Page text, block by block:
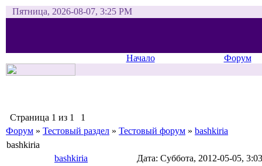
Пятница, 2026-08-07, 3:25 PM
Начало Форум
Страница 1 из 1
1
Форум » Тестовый раздел » Тестовый форум » bashkiria
bashkiria
bashkiria
Дата: Суббота, 2012-05-05,